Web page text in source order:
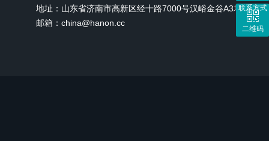
地址：山东省济南市高新区经十路7000号汉峪金谷A3地块1号
邮箱：china@hanon.cc
联系方式
二维码